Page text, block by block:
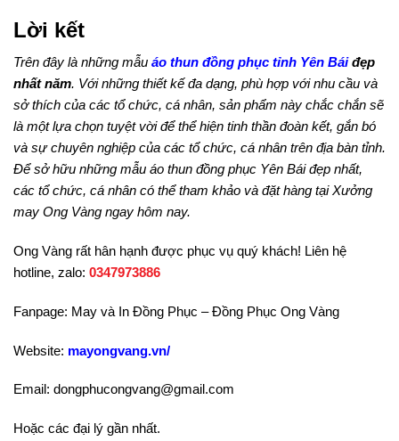
Lời kết
Trên đây là những mẫu áo thun đồng phục tỉnh Yên Bái đẹp
nhất năm. Với những thiết kế đa dạng, phù hợp với nhu cầu và
sở thích của các tổ chức, cá nhân, sản phẩm này chắc chắn sẽ
là một lựa chọn tuyệt vời để thể hiện tinh thần đoàn kết, gắn bó
và sự chuyên nghiệp của các tổ chức, cá nhân trên địa bàn tỉnh.
Để sở hữu những mẫu áo thun đồng phục Yên Bái đẹp nhất,
các tổ chức, cá nhân có thể tham khảo và đặt hàng tại Xưởng
may Ong Vàng ngay hôm nay.
Ong Vàng rất hân hạnh được phục vụ quý khách! Liên hệ
hotline, zalo: 0347973886
Fanpage: May và In Đồng Phục – Đồng Phục Ong Vàng
Website: mayongvang.vn/
Email: dongphucongvang@gmail.com
Hoặc các đại lý gần nhất.